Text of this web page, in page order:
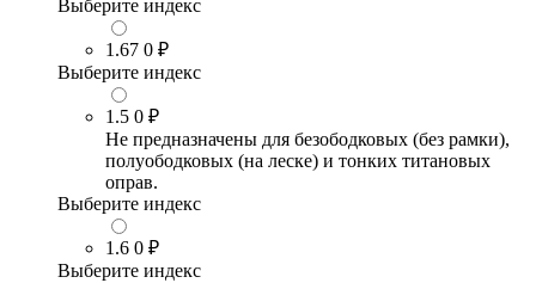
Выберите индекс
1.67 0 ₽
Выберите индекс
1.5 0 ₽
Не предназначены для безободковых (без рамки),
полуободковых (на леске) и тонких титановых
оправ.
Выберите индекс
1.6 0 ₽
Выберите индекс